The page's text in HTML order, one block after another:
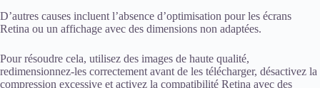
D’autres causes incluent l’absence d’optimisation pour les écrans
Retina ou un affichage avec des dimensions non adaptées.
Pour résoudre cela, utilisez des images de haute qualité,
redimensionnez-les correctement avant de les télécharger, désactivez la
compression excessive et activez la compatibilité Retina avec des